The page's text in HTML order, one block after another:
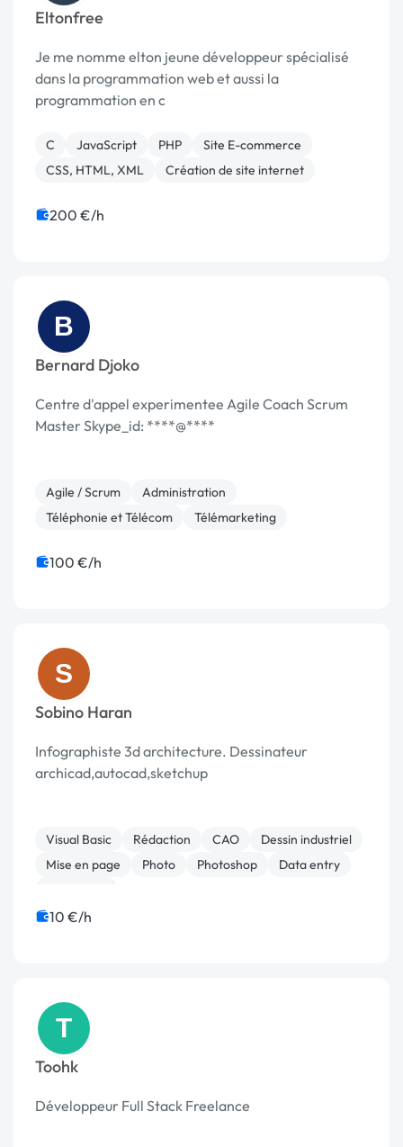
Eltonfree
Je me nomme elton jeune développeur spécialisé
dans la programmation web et aussi la
programmation en c
C JavaScript PHP
Site E-commerce
CSS, HTML, XML
Création de site internet
200 €/h
B
Bernard Djoko
Centre d'appel experimentee Agile Coach Scrum
Master Skype_id: ****@****
Agile / Scrum
Administration
Téléphonie et Télécom
Télémarketing
100 €/h
S
Sobino Haran
Infographiste 3d architecture. Dessinateur
archicad,autocad,sketchup
Visual Basic Rédaction CAO
Dessin industriel
Mise en page
Photo Photoshop
Data entry
10 €/h
T
Toohk
Développeur Full Stack Freelance